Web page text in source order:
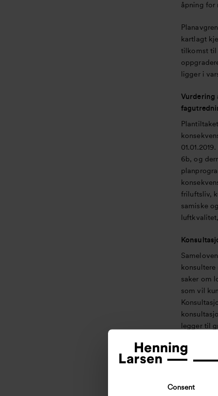
Consent
åpning for
kartlagt
tilkomst til
ligger i
Vurdering
6b, og
friluftsliv,
samiske
konsultere
saker om
som vil
legger til
samråd